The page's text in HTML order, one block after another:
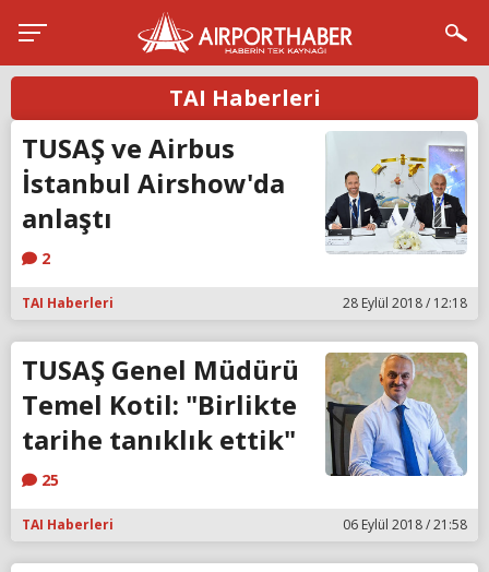
TAI Haberleri
TUSAŞ ve Airbus
İstanbul Airshow'da
anlaştı
2
TAI Haberleri 28 Eylül 2018 / 12:18
TUSAŞ Genel Müdürü
Temel Kotil: "Birlikte
tarihe tanıklık ettik"
25
TAI Haberleri 06 Eylül 2018 / 21:58